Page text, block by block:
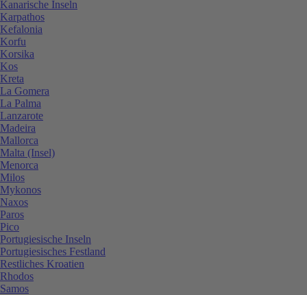
Kanarische Inseln
Karpathos
Kefalonia
Korfu
Korsika
Kos
Kreta
La Gomera
La Palma
Lanzarote
Madeira
Mallorca
Malta (Insel)
Menorca
Milos
Mykonos
Naxos
Paros
Pico
Portugiesische Inseln
Portugiesisches Festland
Restliches Kroatien
Rhodos
Samos